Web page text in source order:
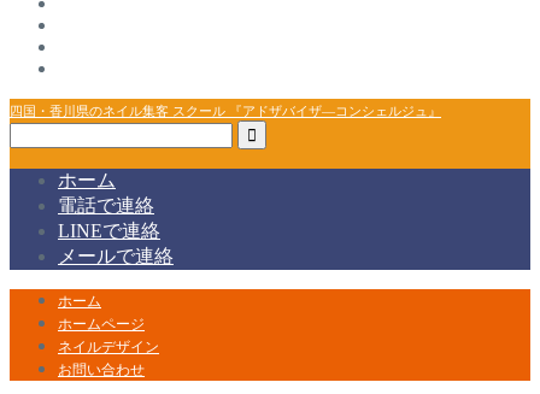
四国・香川県のネイル集客 スクール 『アドザバイザ―コンシェルジュ』
ホーム
電話で連絡
LINEで連絡
メールで連絡
ホーム
ホームページ
ネイルデザイン
お問い合わせ